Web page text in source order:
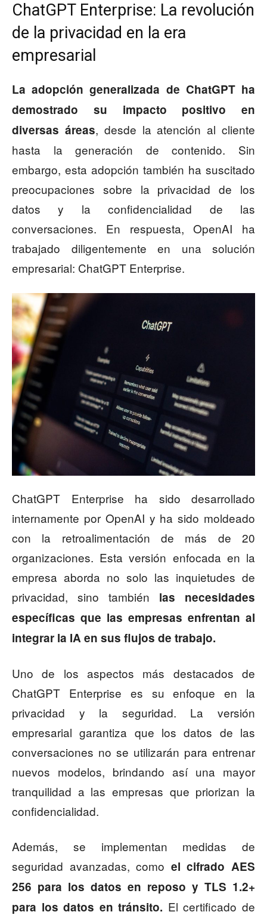
ChatGPT Enterprise: La revolución
de la privacidad en la era
empresarial
La adopción generalizada de ChatGPT ha
demostrado su impacto positivo en
diversas áreas, desde la atención al cliente
hasta la generación de contenido. Sin
embargo, esta adopción también ha suscitado
preocupaciones sobre la privacidad de los
datos y la confidencialidad de las
conversaciones. En respuesta, OpenAI ha
trabajado diligentemente en una solución
empresarial: ChatGPT Enterprise.
ChatGPT Enterprise ha sido desarrollado
internamente por OpenAI y ha sido moldeado
con la retroalimentación de más de 20
organizaciones. Esta versión enfocada en la
empresa aborda no solo las inquietudes de
privacidad, sino también las necesidades
específicas que las empresas enfrentan al
integrar la IA en sus flujos de trabajo.
Uno de los aspectos más destacados de
ChatGPT Enterprise es su enfoque en la
privacidad y la seguridad. La versión
empresarial garantiza que los datos de las
conversaciones no se utilizarán para entrenar
nuevos modelos, brindando así una mayor
tranquilidad a las empresas que priorizan la
confidencialidad.
Además, se implementan medidas de
seguridad avanzadas, como el cifrado AES
256 para los datos en reposo y TLS 1.2+
para los datos en tránsito. El certificado de